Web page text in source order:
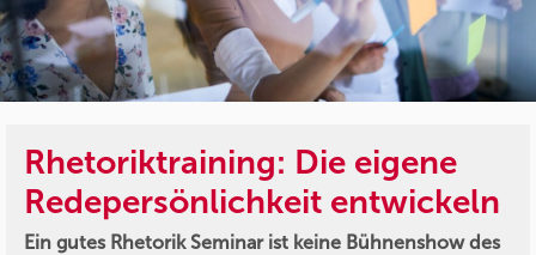
Rhetoriktraining: Die eigene
Redepersönlichkeit entwickeln
Ein gutes Rhetorik Seminar ist keine Bühnenshow des